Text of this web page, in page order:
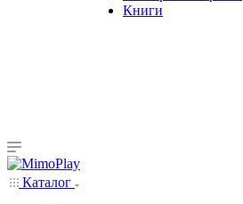
Книги
Каталог